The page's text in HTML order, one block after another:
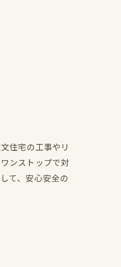
住宅の工事やリ
ンストップで対
て、安心安全の